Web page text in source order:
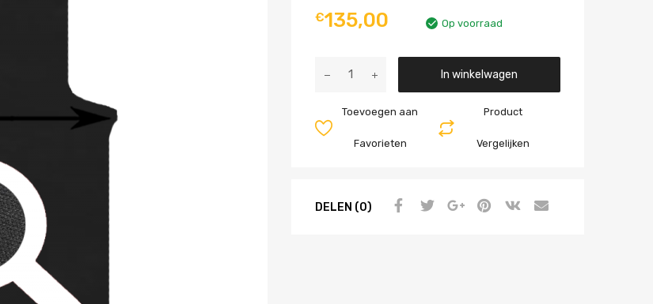
€135,00 Op voorraad
In winkelwagen
Product
Vergelijken
Toevoegen aan
Favorieten
DELEN (0)